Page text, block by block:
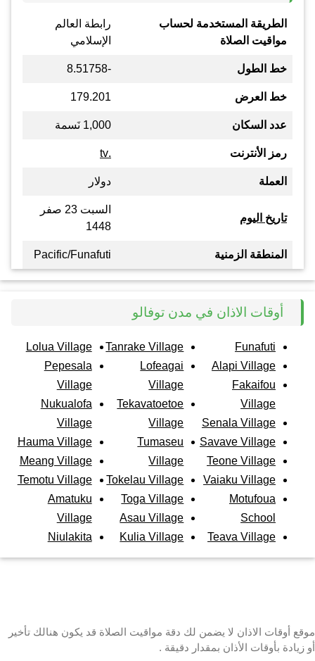
الطريقة المستخدمة لحساب
مواقيت الصلاة
رابطة العالم
الإسلامي
خط الطول -8.51758
خط العرض 179.201
عدد السكان 1,000 نَسمة
رمز الأنترنت .tv
العملة دولار
تاريخ اليوم
السبت 23 صفر
1448
المنطقة الزمنية Pacific/Funafuti
أوقات الاذان في مدن توفالو
Funafuti
Alapi Village
Fakaifou
Village
Senala Village
Savave Village
Teone Village
Vaiaku Village
Motufoua
School
Teava Village
Tanrake Village
Lofeagai
Village
Tekavatoetoe
Village
Tumaseu
Village
Tokelau Village
Toga Village
Asau Village
Kulia Village
Lolua Village
Pepesala
Village
Nukualofa
Village
Hauma Village
Meang Village
Temotu Village
Amatuku
Village
Niulakita
موقع أوقات الاذان لا يضمن لك دقة مواقيت الصلاة قد يكون هنالك تأخير
أو زيادة بأوقات الأذان بمقدار دقيقة .